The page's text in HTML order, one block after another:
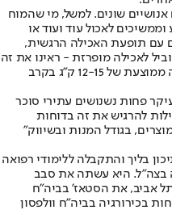
אנושיים שונים. למשל, מי שהמוח
לאכול עוד ועוד או
עם תופעת האכילה הרגשית,
לאכילה מופרזת - ראינו את זה
בקורונה, וגם עכשיו במלחמה, עם עלייה ממוצעת של 12-15 ק"ג בקרב
פחות נשנושים עתירי סוכר
להרגיש את זה בדוחות
בגודל המנות ובשיווק"
בתיכון בליך והתקבלה ללימודי רפואה
בצה"ל. היא עשתה את סבב
אביב, את הסטאז' בביה"ח
בכירורגיה בביה"ח וולפסון